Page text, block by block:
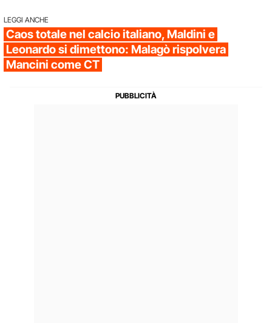
LEGGI ANCHE
Caos totale nel calcio italiano, Maldini e
Leonardo si dimettono: Malagò rispolvera
Mancini come CT